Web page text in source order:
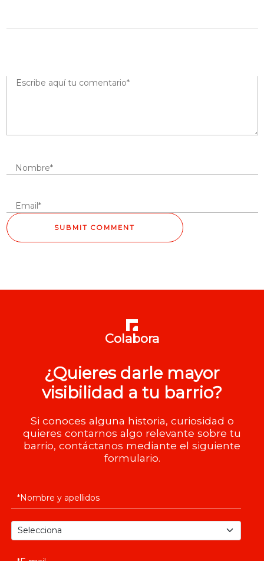
Colabora
¿Quieres darle mayor
visibilidad a tu barrio?
Si conoces alguna historia, curiosidad o
quieres contarnos algo relevante sobre tu
barrio, contáctanos mediante el siguiente
formulario.